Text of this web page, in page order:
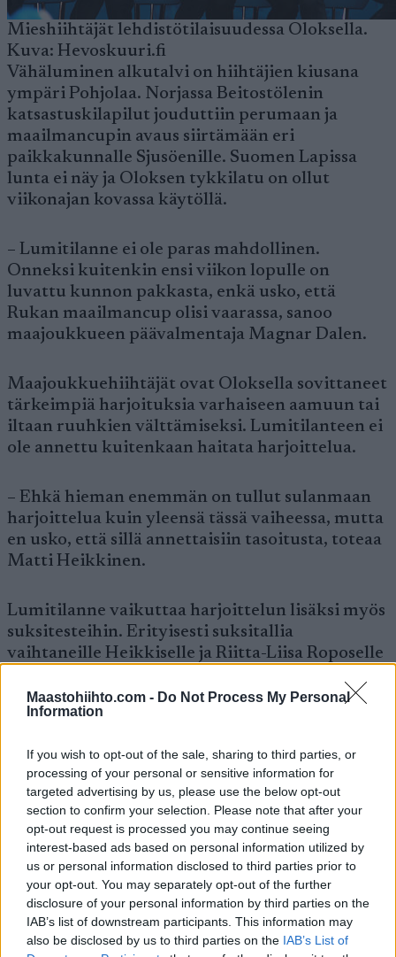
Maastohiihto.com - Do Not Process My Personal
Information
If you wish to opt-out of the sale, sharing to third parties, or
processing of your personal or sensitive information for
targeted advertising by us, please use the below opt-out
section to confirm your selection. Please note that after your
opt-out request is processed you may continue seeing
interest-based ads based on personal information utilized by
us or personal information disclosed to third parties prior to
your opt-out. You may separately opt-out of the further
disclosure of your personal information by third parties on the
IAB’s list of downstream participants. This information may
also be disclosed by us to third parties on the IAB’s List of
Mieshiihtäjät lehdistötilaisuudessa Oloksella.
Kuva: Hevoskuuri.fi
Vähäluminen alkutalvi on hiihtäjien kiusana
ympäri Pohjolaa. Norjassa Beitostölenin
katsastuskilapilut jouduttiin perumaan ja
maailmancupin avaus siirtämään eri
paikkakunnalle Sjusöenille. Suomen Lapissa
lunta ei näy ja Oloksen tykkilatu on ollut
viikonajan kovassa käytöllä.
– Lumitilanne ei ole paras mahdollinen.
Onneksi kuitenkin ensi viikon lopulle on
luvattu kunnon pakkasta, enkä usko, että
Rukan maailmancup olisi vaarassa, sanoo
maajoukkueen päävalmentaja Magnar Dalen.
Maajoukkuehiihtäjät ovat Oloksella sovittaneet
tärkeimpiä harjoituksia varhaiseen aamuun tai
iltaan ruuhkien välttämiseksi. Lumitilanteen ei
ole annettu kuitenkaan haitata harjoittelua.
– Ehkä hieman enemmän on tullut sulanmaan
harjoittelua kuin yleensä tässä vaiheessa, mutta
en usko, että sillä annettaisiin tasoitusta, toteaa
Matti Heikkinen.
Lumitilanne vaikuttaa harjoittelun lisäksi myös
suksitesteihin. Erityisesti suksitallia
vaihtaneille Heikkiselle ja Riitta-Liisa Roposelle
hiuksia.
– Olen antanut vuosien varrella tasoitusta
suksilla, mutta nyt tilanne on toinen. Testejä ei
ole kuitenkaan tehty kuin muutamalla hassulla
kelillä. Kun lunta tulee, on luvassa töitä myös
suksitestien suhteen, sanoo Roponen.
Myös Salomonille vaihtanut Heikkinen kaipaa
lisää testejä.
– Niillä pareilla mennään mitä on, sanoo Matti